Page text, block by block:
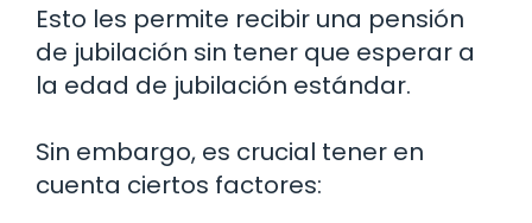
Esto les permite recibir una pensión
de jubilación sin tener que esperar a
la edad de jubilación estándar.
Sin embargo, es crucial tener en
cuenta ciertos factores: